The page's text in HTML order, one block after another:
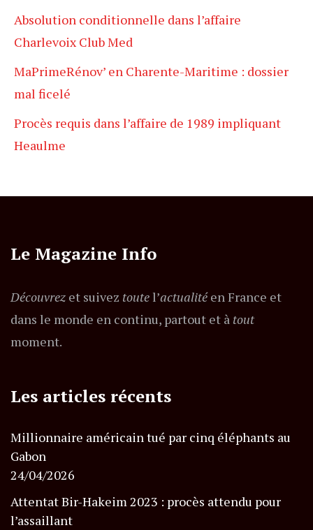
Absolution conditionnelle dans l’affaire
Charlevoix Club Med
MaPrimeRénov’ en Charente-Maritime : dossier
mal ficelé
Procès requis dans l’affaire de 1989 impliquant
Heaulme
Le Magazine Info
Découvrez et suivez toutel’actualitéen France et
dans le monde en continu, partout et à tout
moment.
Les articles récents
Millionnaire américain tué par cinq éléphants au
Gabon
24/04/2026
Attentat Bir-Hakeim 2023 : procès attendu pour
l’assaillant